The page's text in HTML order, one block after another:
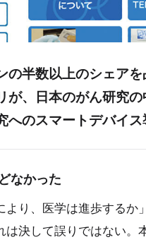
の半数以上のシェア
が、日本のがん研究
へのスマートデバイ
なかった
より、医学は進歩する
は決して誤りではない